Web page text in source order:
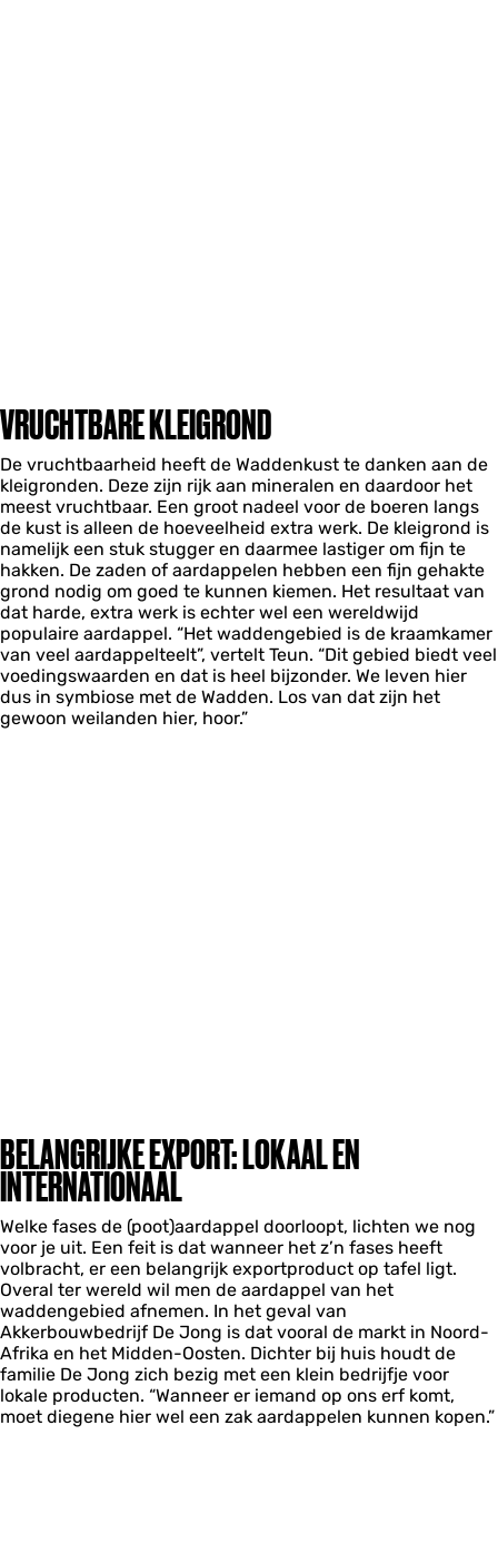
VRUCHTBARE KLEIGROND
De vruchtbaarheid heeft de Waddenkust te danken aan de
kleigronden. Deze zijn rijk aan mineralen en daardoor het
meest vruchtbaar. Een groot nadeel voor de boeren langs
de kust is alleen de hoeveelheid extra werk. De kleigrond is
namelijk een stuk stugger en daarmee lastiger om fijn te
hakken. De zaden of aardappelen hebben een fijn gehakte
grond nodig om goed te kunnen kiemen. Het resultaat van
dat harde, extra werk is echter wel een wereldwijd
populaire aardappel. “Het waddengebied is de kraamkamer
van veel aardappelteelt”, vertelt Teun. “Dit gebied biedt veel
voedingswaarden en dat is heel bijzonder. We leven hier
dus in symbiose met de Wadden. Los van dat zijn het
gewoon weilanden hier, hoor.”
BELANGRIJKE EXPORT: LOKAAL EN
INTERNATIONAAL
Welke fases de (poot)aardappel doorloopt, lichten we nog
voor je uit. Een feit is dat wanneer het z’n fases heeft
volbracht, er een belangrijk exportproduct op tafel ligt.
Overal ter wereld wil men de aardappel van het
waddengebied afnemen. In het geval van
Akkerbouwbedrijf De Jong is dat vooral de markt in Noord-
Afrika en het Midden-Oosten. Dichter bij huis houdt de
familie De Jong zich bezig met een klein bedrijfje voor
lokale producten. “Wanneer er iemand op ons erf komt,
moet diegene hier wel een zak aardappelen kunnen kopen.”